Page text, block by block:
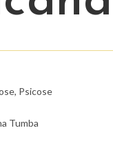
Psicose
Tumba